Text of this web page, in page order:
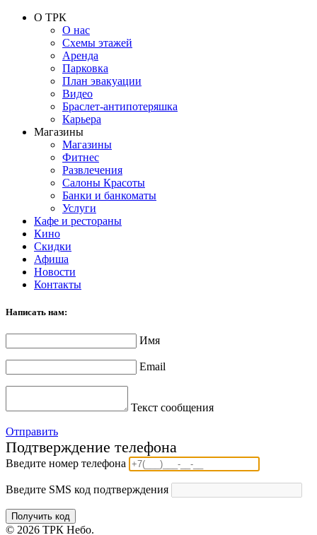
О ТРК
О нас
Схемы этажей
Аренда
Парковка
План эвакуации
Видео
Браслет-антипотеряшка
Карьера
Магазины
Магазины
Фитнес
Развлечения
Салоны Красоты
Банки и банкоматы
Услуги
Кафе и рестораны
Кино
Скидки
Афиша
Новости
Контакты
Написать нам:
Имя
Email
Текст сообщения
Отправить
Подтверждение телефона
Введите номер телефона
Введите SMS код подтверждения
Получить код
© 2026 ТРК Небо.